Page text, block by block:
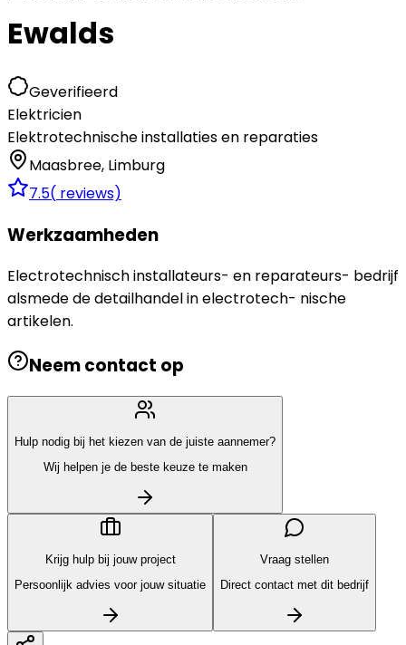
Ewalds
Geverifieerd
Elektricien
Elektrotechnische installaties en reparaties
Maasbree, Limburg
7.5( reviews)
Werkzaamheden
Electrotechnisch installateurs- en reparateurs- bedrijf
alsmede de detailhandel in electrotech- nische
artikelen.
Neem contact op
Hulp nodig bij het kiezen van de juiste aannemer?
Wij helpen je de beste keuze te maken
Krijg hulp bij jouw project
Persoonlijk advies voor jouw situatie
Vraag stellen
Direct contact met dit bedrijf